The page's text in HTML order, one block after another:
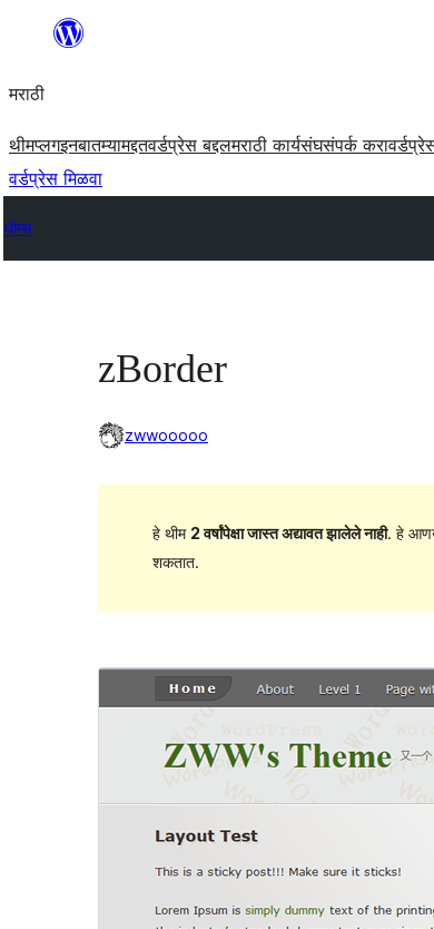
सामुग्रीवर
मराठी
थीमप्लगइनबातम्यामद्दतवर्डप्रेस बद्दलमराठी कार्यसंघसंपर्क करा
वर्डप्रेस मिळवा
थीम्स
zBorder
zwwooooo
हे थीम 2 वर्षांपेक्षा जास्त अद्यावत झालेले नाही. हे
शकतात.